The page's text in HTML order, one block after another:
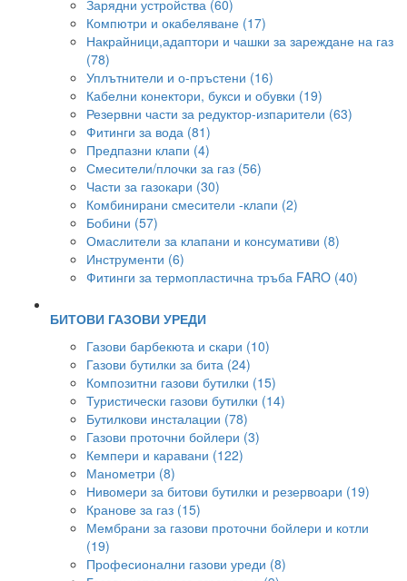
Зарядни устройства (60)
Компютри и окабеляване (17)
Накрайници,адаптори и чашки за зареждане на газ
(78)
Уплътнители и о-пръстени (16)
Кабелни конектори, букси и обувки (19)
Резервни части за редуктор-изпарители (63)
Фитинги за вода (81)
Предпазни клапи (4)
Смесители/плочки за газ (56)
Части за газокари (30)
Комбинирани смесители -клапи (2)
Бобини (57)
Омаслители за клапани и консумативи (8)
Инструменти (6)
Фитинги за термопластична тръба FARO (40)
БИТОВИ ГАЗОВИ УРЕДИ
Газови барбекюта и скари (10)
Газови бутилки за бита (24)
Композитни газови бутилки (15)
Туристически газови бутилки (14)
Бутилкови инсталации (78)
Газови проточни бойлери (3)
Кемпери и каравани (122)
Манометри (8)
Нивомери за битови бутилки и резервоари (19)
Кранове за газ (15)
Мембрани за газови проточни бойлери и котли
(19)
Професионални газови уреди (8)